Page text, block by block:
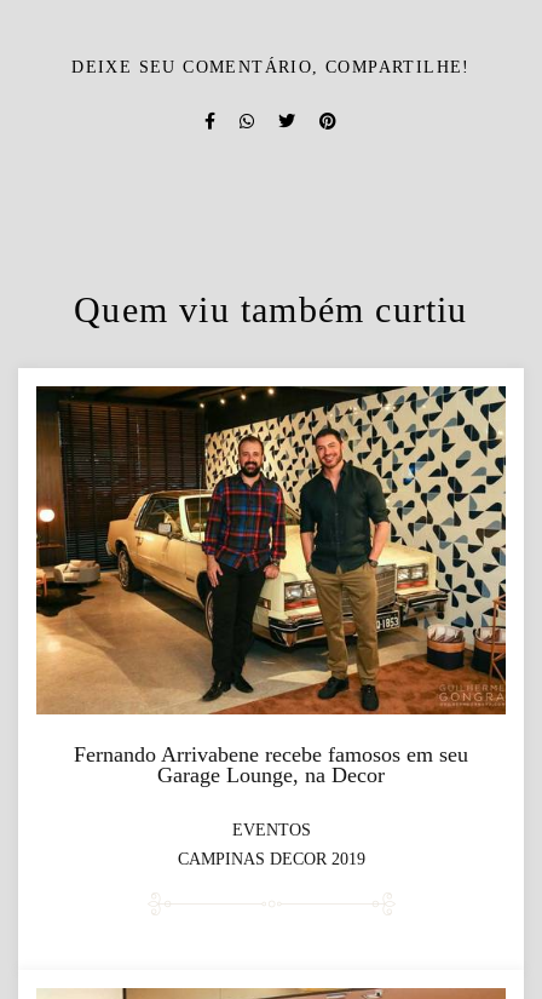
DEIXE SEU COMENTÁRIO, COMPARTILHE!
Quem viu também curtiu
Fernando Arrivabene recebe famosos em seu
Garage Lounge, na Decor
EVENTOS
CAMPINAS DECOR 2019